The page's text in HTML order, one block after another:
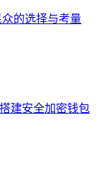
的选择与考量
建安全加密钱包